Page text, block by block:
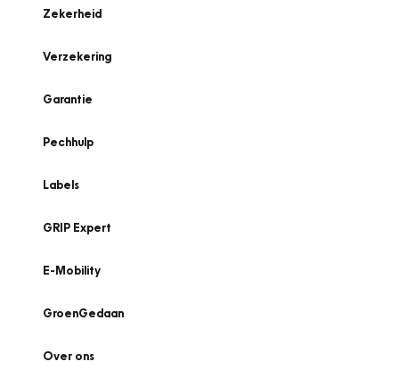
Zekerheid
Verzekering
Garantie
Pechhulp
Labels
GRIP Expert
E-Mobility
GroenGedaan
Over ons